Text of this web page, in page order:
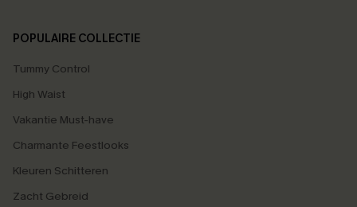
POPULAIRE COLLECTIE
Tummy Control
High Waist
Vakantie Must-have
Charmante Feestlooks
Kleuren Schitteren
Zacht Gebreid